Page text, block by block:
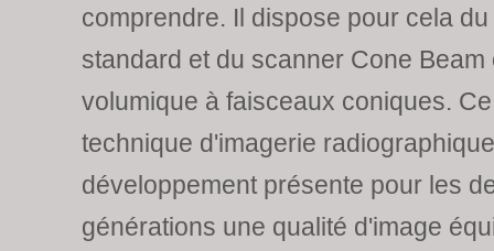
comprendre. Il dispose pour cela
standard et du scanner Cone Beam
volumique à faisceaux coniques.
technique d'imagerie
développement présente pour les
générations une qualité d'image